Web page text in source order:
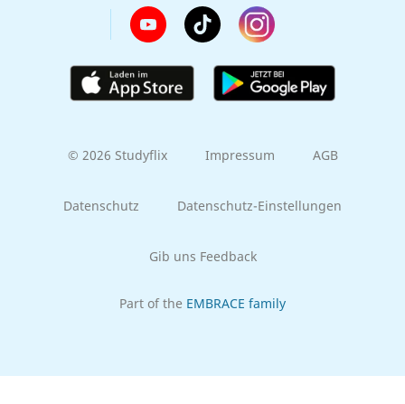
© 2026 Studyflix Impressum AGB
Datenschutz Datenschutz-Einstellungen
Gib uns Feedback
Part of the EMBRACE family